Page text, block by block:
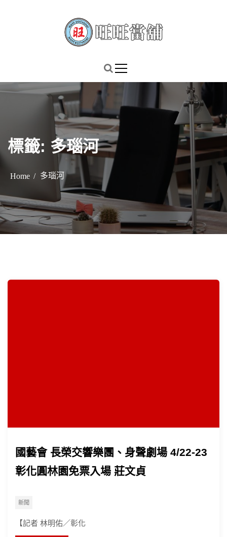
標籤: 多瑙河
Home 多瑙河
國藝會 長榮交響樂團、身聲劇場 4/22-23
彰化圓林園免票入場 莊文貞
新聞
【記者 林明佑／彰化